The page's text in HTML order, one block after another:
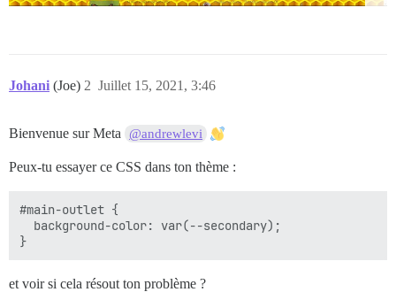
Johani (Joe) Juillet 15, 2021, 3:46
2
Bienvenue sur Meta @andrewlevi
Peux-tu essayer ce CSS dans ton thème :
#main-outlet {
  background-color: var(--secondary);
et voir si cela résout ton problème ?